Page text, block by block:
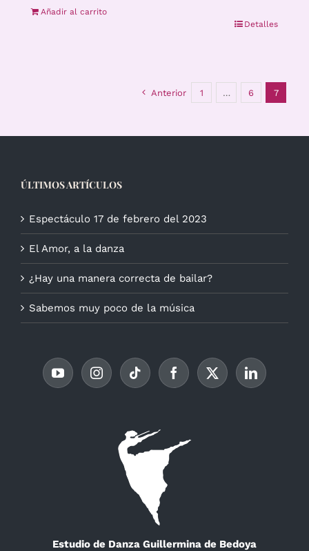
Añadir al carrito
Detalles
Anterior 1 … 6 7
ÚLTIMOS ARTÍCULOS
Espectáculo 17 de febrero del 2023
El Amor, a la danza
¿Hay una manera correcta de bailar?
Sabemos muy poco de la música
Estudio de Danza Guillermina de Bedoya